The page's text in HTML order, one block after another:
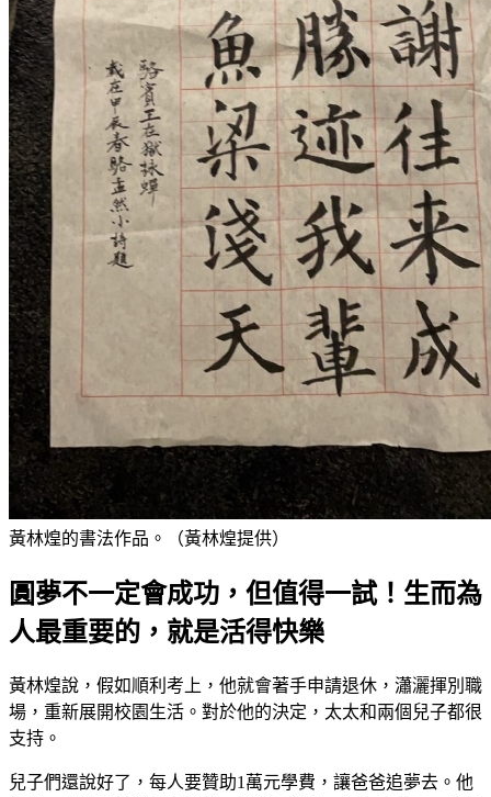
黃林煌的書法作品。（黃林煌提供）
圓夢不一定會成功，但值得一試！生而為
人最重要的，就是活得快樂
黃林煌說，假如順利考上，他就會著手申請退休，瀟灑揮別職
場，重新展開校園生活。對於他的決定，太太和兩個兒子都很
支持。
兒子們還說好了，每人要贊助1萬元學費，讓爸爸追夢去。他